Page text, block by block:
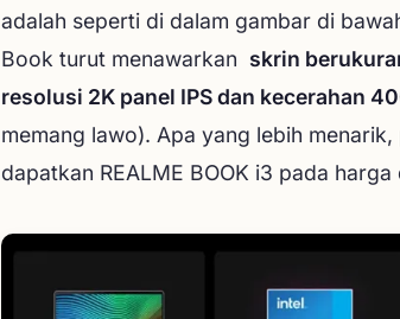
adalah seperti di dalam gambar di
Book turut menawarkan skrin
resolusi 2K panel IPS dan kecerahan
memang lawo). Apa yang lebih
dapatkan REALME BOOK i3 pada